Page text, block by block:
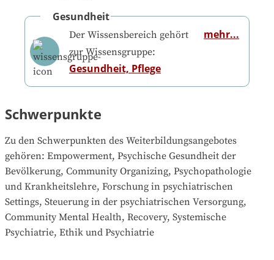
Gesundheit
Der Wissensbereich gehört
zur Wissensgruppe:
Gesundheit, Pflege
mehr...
Schwerpunkte
Zu den Schwerpunkten des Weiterbildungsangebotes
gehören: Empowerment, Psychische Gesundheit der
Bevölkerung, Community Organizing, Psychopathologie
und Krankheitslehre, Forschung in psychiatrischen
Settings, Steuerung in der psychiatrischen Versorgung,
Community Mental Health, Recovery, Systemische
Psychiatrie, Ethik und Psychiatrie